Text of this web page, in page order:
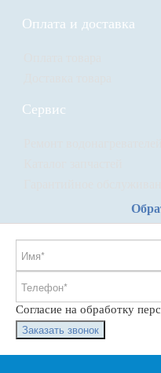
Оплата и доставка
Сервис
Согласие на обработку
Заказать звонок